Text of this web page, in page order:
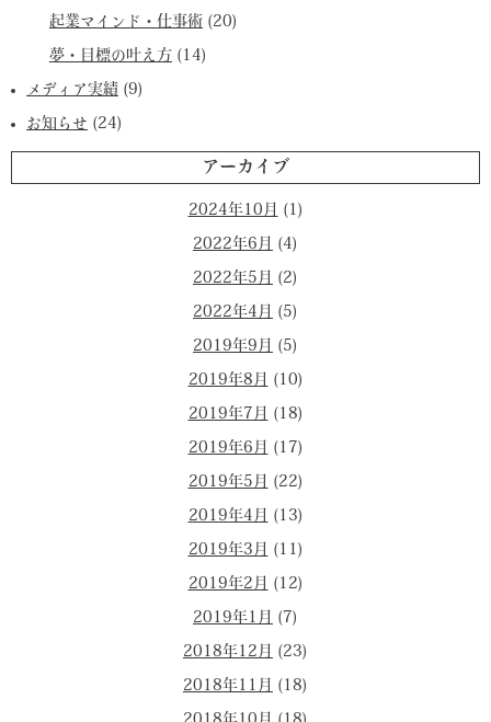
起業マインド・仕事術 (20)
夢・目標の叶え方 (14)
メディア実績 (9)
お知らせ (24)
アーカイブ
2024年10月 (1)
2022年6月 (4)
2022年5月 (2)
2022年4月 (5)
2019年9月 (5)
2019年8月 (10)
2019年7月 (18)
2019年6月 (17)
2019年5月 (22)
2019年4月 (13)
2019年3月 (11)
2019年2月 (12)
2019年1月 (7)
2018年12月 (23)
2018年11月 (18)